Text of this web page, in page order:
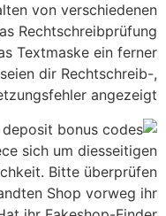
von verschiedenen
Rechtschreibprüfung
Textmaske ein ferner
dir Rechtschreib-,
angezeigt.
sich um diesseitigen
Bitte überprüfen
Shop vorweg ihr